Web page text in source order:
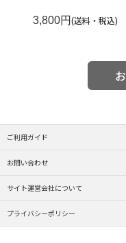
3,800円(送料・税込)
ご利用ガイド
お問い合わせ
サイト運営会社について
プライバシーポリシー